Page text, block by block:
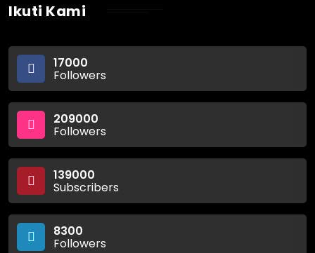
Ikuti Kami
17000
Followers
209000
Followers
139000
Subscribers
8300
Followers